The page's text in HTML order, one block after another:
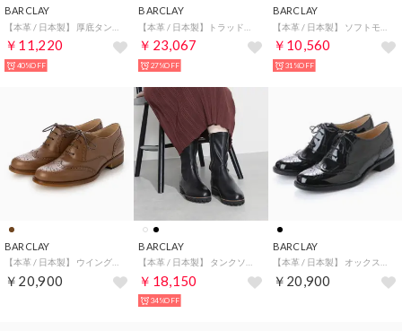
BARCLAY
￥11,220
40%OFF
BARCLAY
￥23,067
27%OFF
BARCLAY
￥10,560
31%OFF
BARCLAY
￥20,900
BARCLAY
￥18,150
34%OFF
BARCLAY
￥20,900